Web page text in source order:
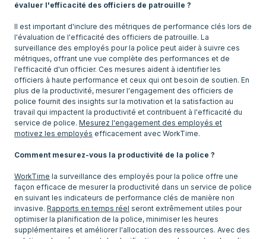
évaluer l'efficacité des officiers de patrouille ?
Il est important d'inclure des métriques de performance clés lors de
l'évaluation de l'efficacité des officiers de patrouille. La
surveillance des employés pour la police peut aider à suivre ces
métriques, offrant une vue complète des performances et de
l'efficacité d'un officier. Ces mesures aident à identifier les
officiers à haute performance et ceux qui ont besoin de soutien. En
plus de la productivité, mesurer l'engagement des officiers de
police fournit des insights sur la motivation et la satisfaction au
travail qui impactent la productivité et contribuent à l'efficacité du
service de police. Mesurez l'engagement des employés et
motivez les employés efficacement avec WorkTime.
Comment mesurez-vous la productivité de la police ?
WorkTime la surveillance des employés pour la police offre une
façon efficace de mesurer la productivité dans un service de police
en suivant les indicateurs de performance clés de manière non
invasive. Rapports en temps réel seront extrêmement utiles pour
optimiser la planification de la police, minimiser les heures
supplémentaires et améliorer l'allocation des ressources. Avec des